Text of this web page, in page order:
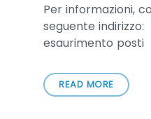
Per informazioni,
seguente
esaurimento posti
READ MORE